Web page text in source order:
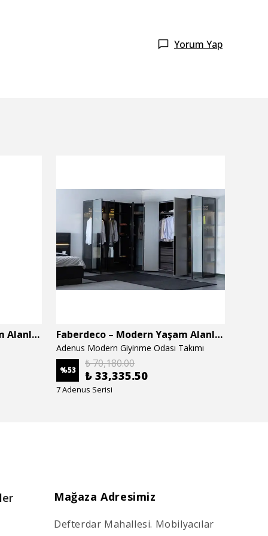
Yorum Yap
Faberdeco – Modern Yaşam Alanları İçin Özel Tasarım Mobilyalar Faberdeco – Modern Yaşam Alanları İçin Özel Tasarım Mobilyalar
Adenus Modern Giyinme Odası Takımı
%53
₺ 70,180.00
₺ 33,335.50
7 Adenus Serisi
Mağaza Adresimiz
Defterdar Mahallesi. Mobilyacılar